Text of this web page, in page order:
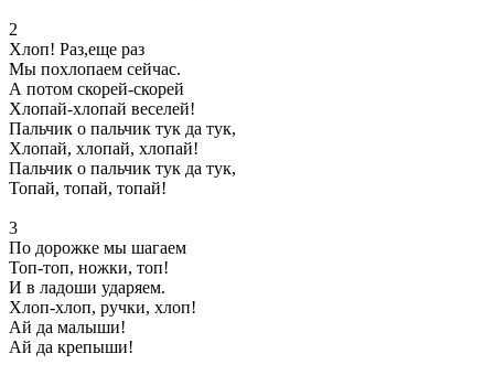
2
Хлоп! Раз,еще раз
Мы похлопаем сейчас.
А потом скорей-скорей
Хлопай-хлопай веселей!
Пальчик о пальчик тук да тук,
Хлопай, хлопай, хлопай!
Пальчик о пальчик тук да тук,
Топай, топай, топай!
3
По дорожке мы шагаем
Топ-топ, ножки, топ!
И в ладоши ударяем.
Хлоп-хлоп, ручки, хлоп!
Ай да малыши!
Ай да крепыши!